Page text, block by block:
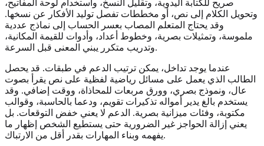
صريح للكتابة اليدوية، وتقليل النسخ، واستخدام لوحة المفاتيح،
وتحويل الكلام إلى نص، أو مخططات تفصل توليد الأفكار عن نسخها.
وقد يحتاج المتعلم المصاب بعسر الحساب إلى نماذج عددية
ملموسة، وتمثيلات بصرية، وخطوط أعداد، وأدوات للقيمة المكانية،
وتدريب متكرر يبني المعنى قبل السرعة.
عندما يوجد تداخل، يمكن ترتيب الدعم في طبقات. قد يحصل
الطالب الذي يعمل على مسائل رياضية لفظية على نص يقرأ بصوت
عال، ونموذج بصري، وورق مربعات للمحاذاة، ووقت إضافي. وقد
يستخدم بالغ يدير أمواله تذكيرات تقويم، ودعما بالحاسبة، وقوالب
مكتوبة، وفئات ميزانية بصرية. الدعم لا يعني خفض التوقعات. بل
يعني إزالة الحواجز غير الضرورية حتى يستطيع الشخص إظهار ما
يفهمه وبناء المهارات بقدر أقل من الارتباك.